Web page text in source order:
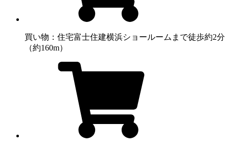
買い物：住宅富士住建横浜ショールームまで徒歩約2分
（約160m）